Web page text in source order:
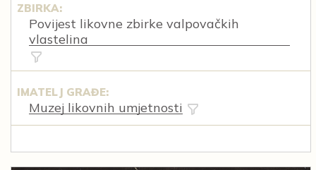
ZBIRKA:
Povijest likovne zbirke valpovačkih
vlastelina
IMATELJ GRAĐE:
Muzej likovnih umjetnosti